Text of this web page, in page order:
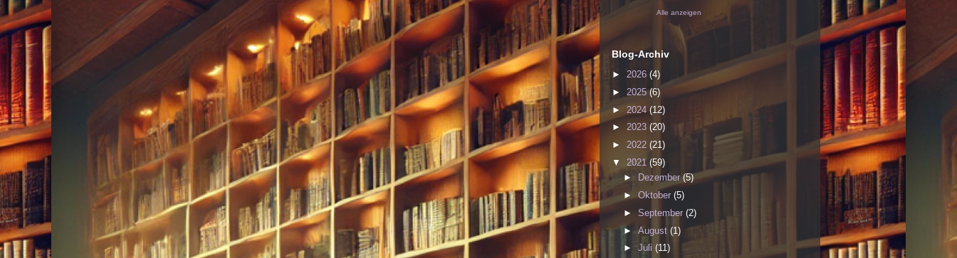
Alle anzeigen
Blog-Archiv
► 2026 (4)
► 2025(6)
► 2024 (12)
► 2023 (20)
► 2022 (21)
▼ 2021 (59)
►
Dezember (5)
► Oktober (5)
► September (2)
► August (1)
► Juli (11)